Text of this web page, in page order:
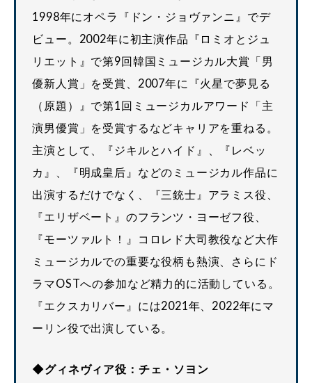
1998年にオペラ『ドン・ジョヴァンニ』でデ
ビュー。2002年に初主演作品『ロミオとジュ
リエット』で第9回韓国ミュージカル大賞「男
優新人賞」を受賞、2007年に『火星で夢見る
（原題）』で第1回ミュージカルアワード「主
演男優賞」を受賞するなどキャリアを重ねる。
主演として、『ジキルとハイド』、『レベッ
カ』、『明成皇后』などのミュージカル作品に
出演するだけでなく、『三銃士』アラミス役、
『エリザベート』のフランツ・ヨーゼフ役、
『モーツァルト！』コロレド大司教役など大作
ミュージカルでの重要な役柄も熱演、さらにド
ラマOSTへの参加など精力的に活動している。
『エクスカリバー』には2021年、2022年にマ
ーリン役で出演している。
◆グィネヴィア役：チェ・ソヨン